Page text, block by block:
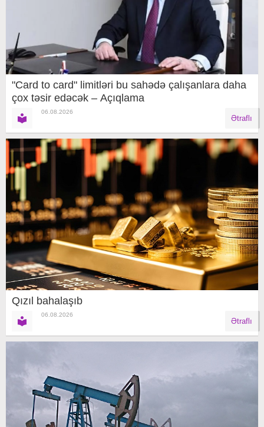
"Card to card" limitləri bu sahədə çalışanlara daha
çox təsir edəcək – Açıqlama
06.08.2026
Ətraflı
Qızıl bahalaşıb
06.08.2026
Ətraflı